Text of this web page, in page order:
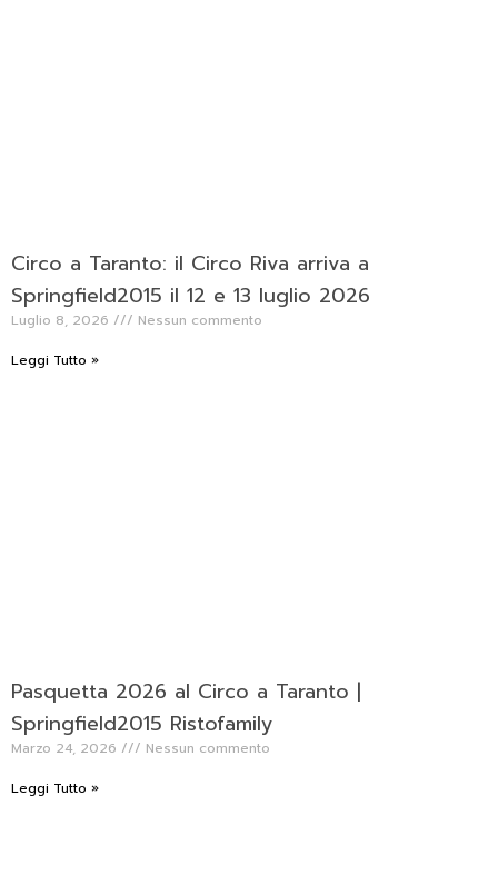
Circo a Taranto: il Circo Riva arriva a
Springfield2015 il 12 e 13 luglio 2026
Luglio 8, 2026
Nessun commento
Leggi Tutto »
Pasquetta 2026 al Circo a Taranto |
Springfield2015 Ristofamily
Marzo 24, 2026
Nessun commento
Leggi Tutto »